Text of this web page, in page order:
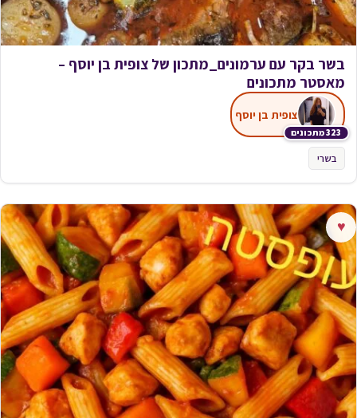
בשר בקר עם ערמונים_מתכון של צופית בן יוסף –
מאסטר מתכונים
323 מתכונים
צופית בן יוסף
בשרי
♥